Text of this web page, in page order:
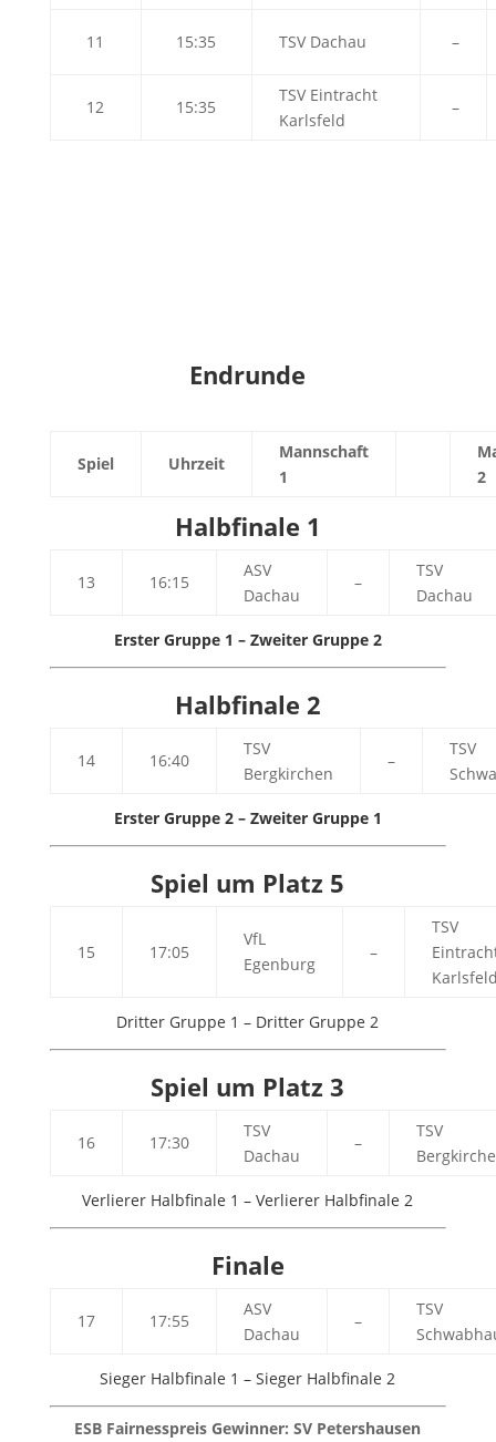
11 15:35 TSV Dachau –
12 15:35
TSV Eintracht
Karlsfeld
–
Endrunde
Spiel Uhrzeit
Mannschaft
1
2
Halbfinale 1
13 16:15
ASV
Dachau
–
TSV
Dachau
Erster Gruppe 1 – Zweiter Gruppe 2
Halbfinale 2
14 16:40
TSV
Bergkirchen
–
TSV
Erster Gruppe 2 – Zweiter Gruppe 1
Spiel um Platz 5
15 17:05
VfL
Egenburg
–
TSV
Dritter Gruppe 1 – Dritter Gruppe 2
Spiel um Platz 3
16 17:30
TSV
Dachau
–
TSV
Verlierer Halbfinale 1 – Verlierer Halbfinale 2
Finale
17 17:55
ASV
Dachau
–
TSV
Sieger Halbfinale 1 – Sieger Halbfinale 2
ESB Fairnesspreis Gewinner: SV Petershausen